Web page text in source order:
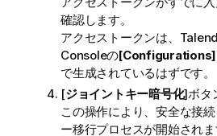
確認します。
アクセストークンは、
Consoleの[Configurations]
で生成されているはずです。
[ジョイントキー暗号化]ボタ
この操作により、安全な接
ー移行プロセスが開始されま